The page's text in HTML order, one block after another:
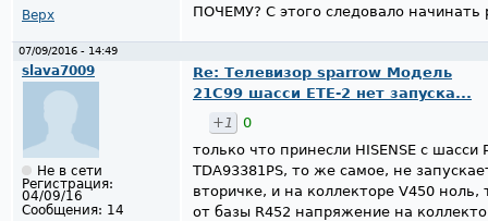
Верх
ПОЧЕМУ? С этого следовало начинать
07/09/2016 - 14:49
slava7009
Не в сети
Регистрация:
04/09/16
Сообщения: 14
Re: Телевизор sparrow Модель
21С99 шасси ЕТЕ-2 нет запуска...
+1
0
только что принесли HISENSE с
TDA93381PS, то же самое, не
вторичке, и на коллекторе V450
от базы R452 напряжение на